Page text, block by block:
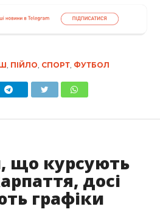
, ПІЙЛО, СПОРТ, ФУТБОЛ
що курсують
досі
графіки